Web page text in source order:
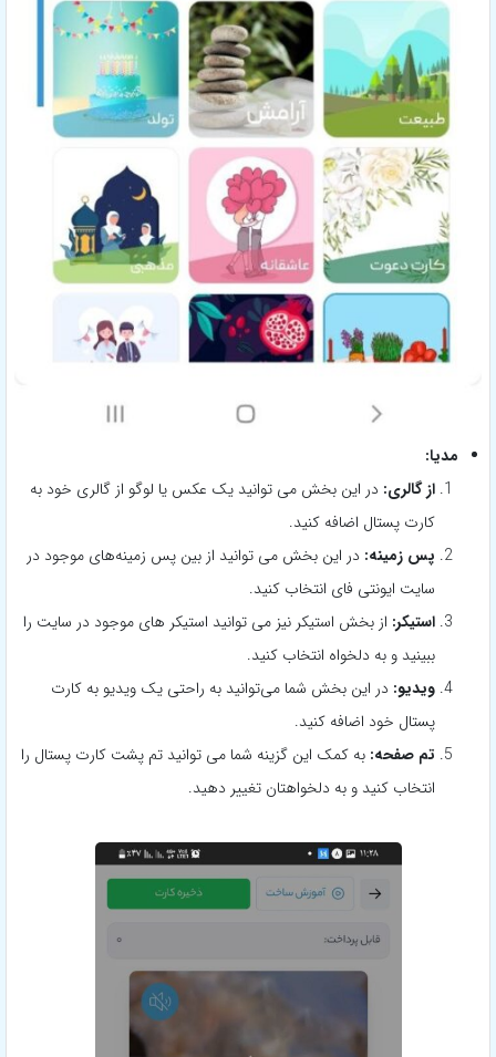
مدیا:
از گالری: در این بخش می توانید یک عکس یا لوگو از گالری خود به
کارت پستال اضافه کنید.
پس زمینه: در این بخش می توانید از بین پس زمینه‌های موجود در
سایت ایونتی فای انتخاب کنید.
استیکر: از بخش استیکر نیز می توانید استیکر های موجود در سایت را
ببینید و به دلخواه انتخاب کنید.
ویدیو: در این بخش شما می‌توانید به راحتی یک ویدیو به کارت
پستال خود اضافه کنید.
تم صفحه: به کمک این گزینه شما می توانید تم پشت کارت پستال را
انتخاب کنید و به دلخواهتان تغییر دهید.